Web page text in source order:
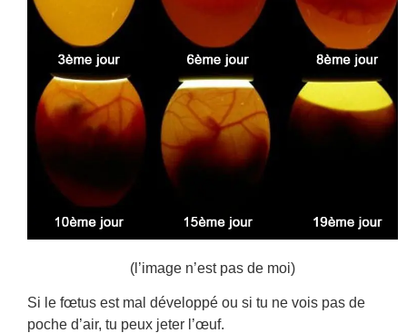
(l’image n’est pas de moi)
Si le fœtus est mal développé ou si tu ne vois pas de
poche d’air, tu peux jeter l’œuf.